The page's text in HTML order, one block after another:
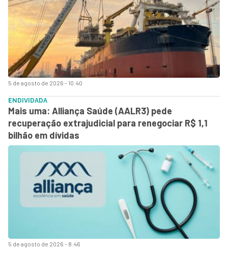
5 de agosto de 2026 - 10:40
5 de agosto de 2026 - 8:46
ENDIVIDADA
Mais uma: Alliança Saúde (AALR3) pede
recuperação extrajudicial para renegociar R$ 1,1
bilhão em dívidas